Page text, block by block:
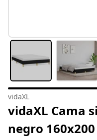
vidaXL
vidaXL Cama
negro